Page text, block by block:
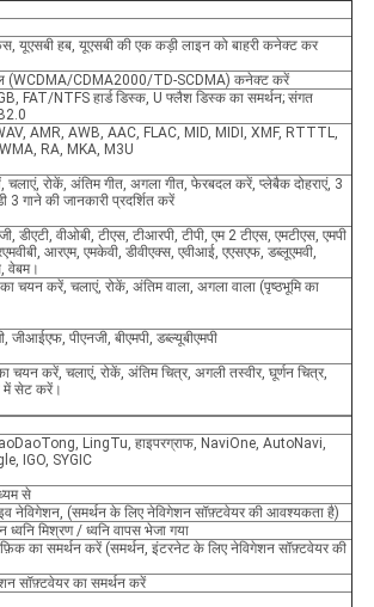
यूएसबी हब, यूएसबी की एक कड़ी लाइन को बाहरी कनेक्ट कर
(WCDMA/CDMA2000/TD-SCDMA) कनेक्ट करें
FAT/NTFS हार्ड डिस्क, U फ्लैश डिस्क का समर्थन; संगत
AMR, AWB, AAC, FLAC, MID, MIDI, XMF, RTTTL,
RA, MKA, M3U
चलाएं, रोकें, अंतिम गीत, अगला गीत, फेरबदल करें, प्लेबैक दोहराएं, 3
3 गाने की जानकारी प्रदर्शित करें
डीएटी, वीओबी, टीएस, टीआरपी, टीपी, एम 2 टीएस, एमटीएस, एमपी
आरएम, एमकेवी, डीवीएक्स, एवीआई, एएसएफ, डब्लूएमवी,
वेबम।
चयन करें, चलाएं, रोकें, अंतिम वाला, अगला वाला (पृष्ठभूमि का
जीआईएफ, पीएनजी, बीएमपी, डब्ल्यूबीएमपी
चयन करें, चलाएं, रोकें, अंतिम चित्र, अगली तस्वीर, घूर्णन चित्र,
में सेट करें।
LingTu, हाइपरग्राफ, NaviOne, AutoNavi,
IGO, SYGIC
से
नेविगेशन, (समर्थन के लिए नेविगेशन सॉफ़्टवेयर की आवश्यकता है)
ध्वनि मिश्रण / ध्वनि वापस भेजा गया
का समर्थन करें (समर्थन, इंटरनेट के लिए नेविगेशन सॉफ़्टवेयर की
सॉफ़्टवेयर का समर्थन करें